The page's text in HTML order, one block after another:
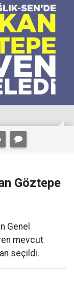
Göztepe
Genel
mevcut
seçildi.